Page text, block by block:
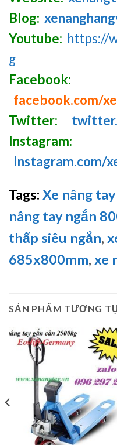
Blog:
Youtube: https://
g
Facebook:
facebook.com/
Twitter:
Instagram:
Instagram.com/
Tags: Xe nâng
nâng tay ngắn
thấp siêu ngắn,
685x800mm, xe
SẢN PHẨM TƯƠNG